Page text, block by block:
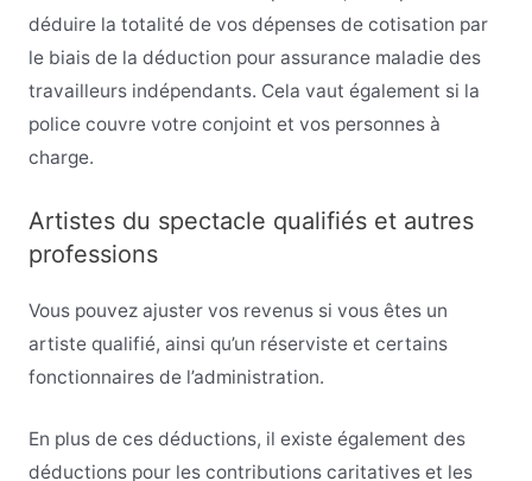
déduire la totalité de vos dépenses de cotisation par
le biais de la déduction pour assurance maladie des
travailleurs indépendants. Cela vaut également si la
police couvre votre conjoint et vos personnes à
charge.
Artistes du spectacle qualifiés et autres
professions
Vous pouvez ajuster vos revenus si vous êtes un
artiste qualifié, ainsi qu’un réserviste et certains
fonctionnaires de l’administration.
En plus de ces déductions, il existe également des
déductions pour les contributions caritatives et les